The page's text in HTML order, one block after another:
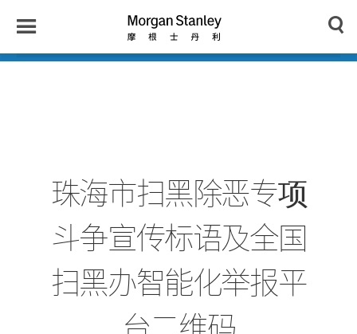
Menu
Morgan Search
珠海市扫黑除恶专项
斗争宣传标语及全国
扫黑办智能化举报平